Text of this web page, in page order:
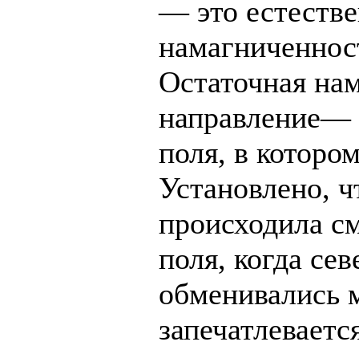
— это
Остаточная
направление—
поля, в
Установлено,
происходила
поля, когда
обменивались